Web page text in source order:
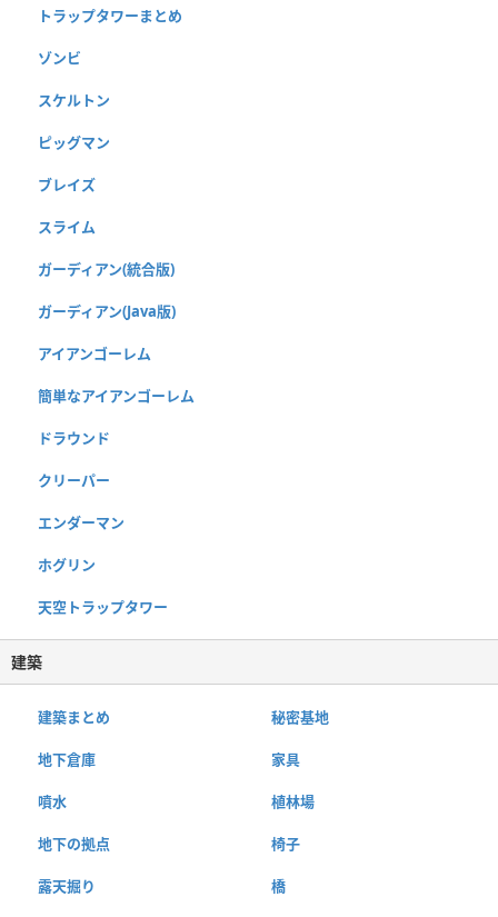
トラップタワーまとめ
ゾンビ
スケルトン
ピッグマン
ブレイズ
スライム
ガーディアン(統合版)
ガーディアン(Java版)
アイアンゴーレム
簡単なアイアンゴーレム
ドラウンド
クリーパー
エンダーマン
ホグリン
天空トラップタワー
建築
建築まとめ 秘密基地
地下倉庫 家具
噴水 植林場
地下の拠点 椅子
露天掘り 橋